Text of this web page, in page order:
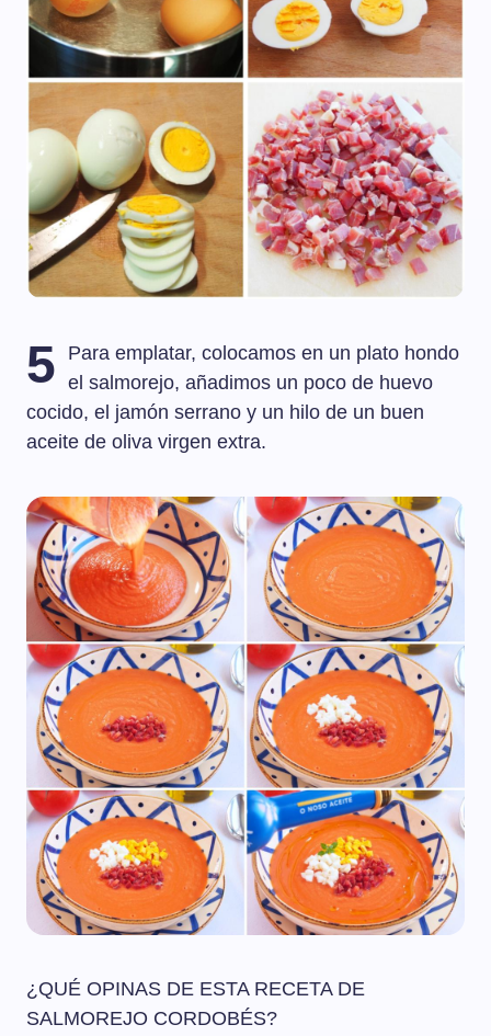
5
Para emplatar, colocamos en un plato hondo
el salmorejo, añadimos un poco de huevo
cocido, el jamón serrano y un hilo de un buen
aceite de oliva virgen extra.
¿QUÉ OPINAS DE ESTA RECETA DE
SALMOREJO CORDOBÉS?